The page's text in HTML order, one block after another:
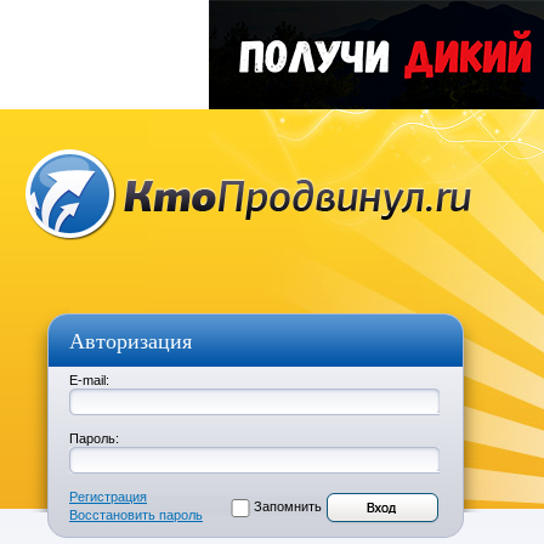
Авторизация
E-mail:
Пароль:
Регистрация
Восстановить пароль
Запомнить